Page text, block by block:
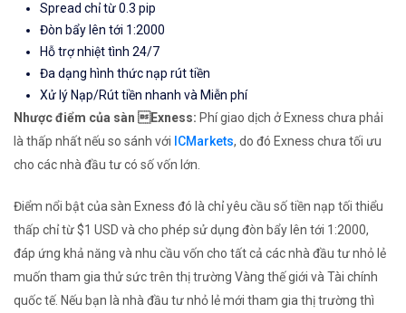
Spread chỉ từ 0.3 pip
Đòn bẩy lên tới 1:2000
Hỗ trợ nhiệt tình 24/7
Đa dạng hình thức nạp rút tiền
Xử lý Nạp/Rút tiền nhanh và Miễn phí
Nhược điểm của sàn Exness: Phí giao dịch ở Exness chưa phải
là thấp nhất nếu so sánh với ICMarkets, do đó Exness chưa tối ưu
cho các nhà đầu tư có số vốn lớn.
Điểm nổi bật của sàn Exness đó là chỉ yêu cầu số tiền nạp tối thiểu
thấp chỉ từ $1 USD và cho phép sử dụng đòn bẩy lên tới 1:2000,
đáp ứng khả năng và nhu cầu vốn cho tất cả các nhà đầu tư nhỏ lẻ
muốn tham gia thử sức trên thị trường Vàng thế giới và Tài chính
quốc tế. Nếu bạn là nhà đầu tư nhỏ lẻ mới tham gia thị trường thì